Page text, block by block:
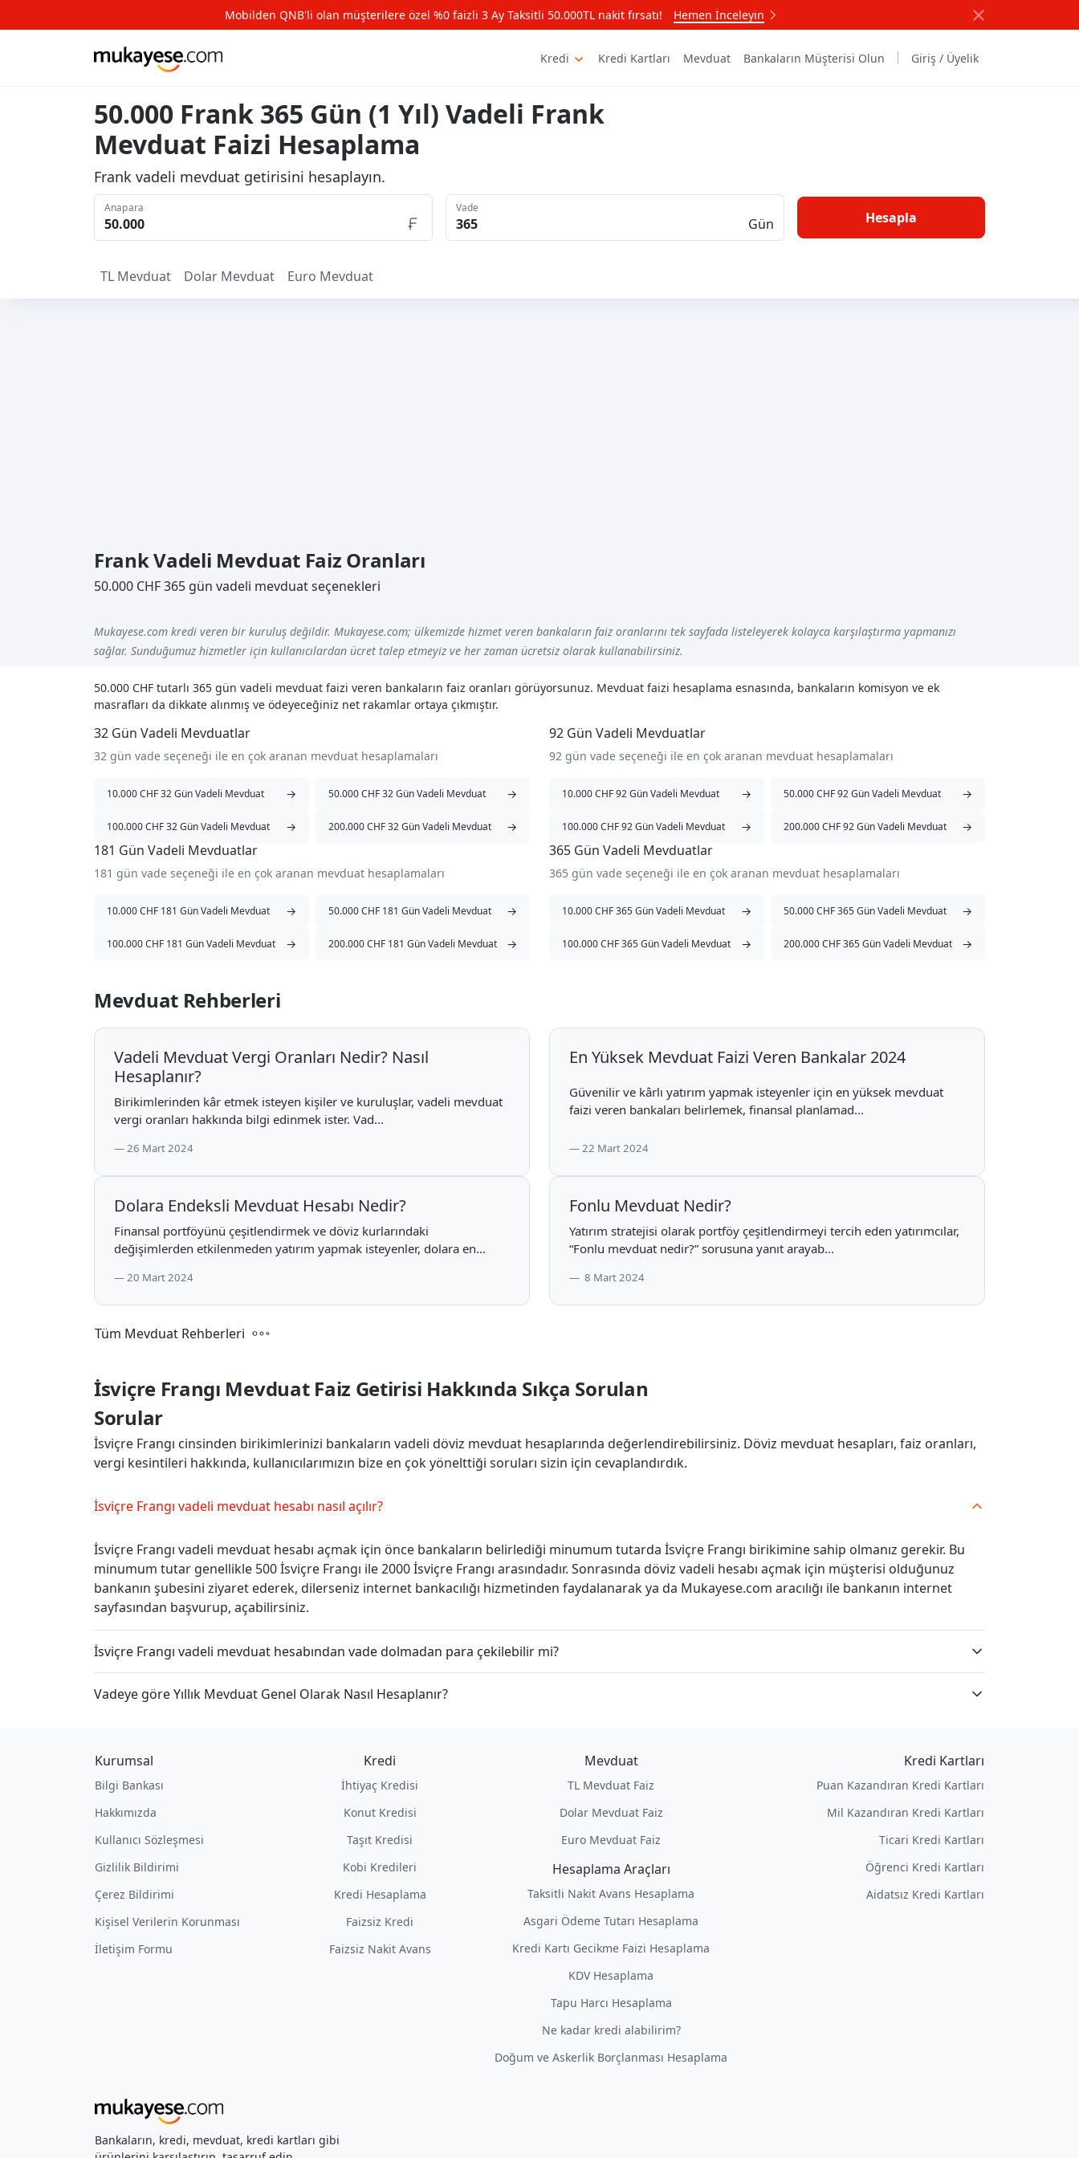
Mobilden QNB'li olan müşterilere özel %0 faizli 3 Ay Taksitli 50.000TL nakit fırsatı! Hemen İnceleyin
Kredi Kredi Kartları Mevduat Bankaların Müşterisi Olun Giriş / Üyelik
50.000 Frank 365 Gün (1 Yıl) Vadeli Frank
Mevduat Faizi Hesaplama
Frank vadeli mevduat getirisini hesaplayın.
Anapara Vade
Gün Hesapla
TL Mevduat Dolar Mevduat Euro Mevduat
Frank Vadeli Mevduat Faiz Oranları
50.000 CHF 365 gün vadeli mevduat seçenekleri
Mukayese.com kredi veren bir kuruluş değildir. Mukayese.com; ülkemizde hizmet veren bankaların faiz oranlarını tek sayfada listeleyerek kolayca karşılaştırma yapmanızı
sağlar. Sunduğumuz hizmetler için kullanıcılardan ücret talep etmeyiz ve her zaman ücretsiz olarak kullanabilirsiniz.
50.000 CHF tutarlı 365 gün vadeli mevduat faizi veren bankaların faiz oranları görüyorsunuz. Mevduat faizi hesaplama esnasında, bankaların komisyon ve ek
masrafları da dikkate alınmış ve ödeyeceğiniz net rakamlar ortaya çıkmıştır.
32 Gün Vadeli Mevduatlar
32 gün vade seçeneği ile en çok aranan mevduat hesaplamaları
10.000 CHF 32 Gün Vadeli Mevduat → 50.000 CHF 32 Gün Vadeli Mevduat →
100.000 CHF 32 Gün Vadeli Mevduat → 200.000 CHF 32 Gün Vadeli Mevduat →
92 Gün Vadeli Mevduatlar
92 gün vade seçeneği ile en çok aranan mevduat hesaplamaları
10.000 CHF 92 Gün Vadeli Mevduat → 50.000 CHF 92 Gün Vadeli Mevduat →
100.000 CHF 92 Gün Vadeli Mevduat → 200.000 CHF 92 Gün Vadeli Mevduat →
181 Gün Vadeli Mevduatlar
181 gün vade seçeneği ile en çok aranan mevduat hesaplamaları
10.000 CHF 181 Gün Vadeli Mevduat → 50.000 CHF 181 Gün Vadeli Mevduat →
100.000 CHF 181 Gün Vadeli Mevduat → 200.000 CHF 181 Gün Vadeli Mevduat →
365 Gün Vadeli Mevduatlar
365 gün vade seçeneği ile en çok aranan mevduat hesaplamaları
10.000 CHF 365 Gün Vadeli Mevduat → 50.000 CHF 365 Gün Vadeli Mevduat →
100.000 CHF 365 Gün Vadeli Mevduat → 200.000 CHF 365 Gün Vadeli Mevduat →
Mevduat Rehberleri
Vadeli Mevduat Vergi Oranları Nedir? Nasıl
Hesaplanır?
Birikimlerinden kâr etmek isteyen kişiler ve kuruluşlar, vadeli mevduat
vergi oranları hakkında bilgi edinmek ister. Vad...
26 Mart 2024
En Yüksek Mevduat Faizi Veren Bankalar 2024
Güvenilir ve kârlı yatırım yapmak isteyenler için en yüksek mevduat
faizi veren bankaları belirlemek, finansal planlamad...
22 Mart 2024
Dolara Endeksli Mevduat Hesabı Nedir?
Finansal portföyünü çeşitlendirmek ve döviz kurlarındaki
değişimlerden etkilenmeden yatırım yapmak isteyenler, dolara en...
20 Mart 2024
Fonlu Mevduat Nedir?
Yatırım stratejisi olarak portföy çeşitlendirmeyi tercih eden yatırımcılar,
“Fonlu mevduat nedir?” sorusuna yanıt arayab...
8 Mart 2024
Tüm Mevduat Rehberleri
İsviçre Frangı Mevduat Faiz Getirisi Hakkında Sıkça Sorulan
Sorular
İsviçre Frangı cinsinden birikimlerinizi bankaların vadeli döviz mevduat hesaplarında değerlendirebilirsiniz. Döviz mevduat hesapları, faiz oranları,
vergi kesintileri hakkında, kullanıcılarımızın bize en çok yönelttiği soruları sizin için cevaplandırdık.
İsviçre Frangı vadeli mevduat hesabı nasıl açılır?
İsviçre Frangı vadeli mevduat hesabı açmak için önce bankaların belirlediği minumum tutarda İsviçre Frangı birikimine sahip olmanız gerekir. Bu
minumum tutar genellikle 500 İsviçre Frangı ile 2000 İsviçre Frangı arasındadır. Sonrasında döviz vadeli hesabı açmak için müşterisi olduğunuz
bankanın şubesini ziyaret ederek, dilerseniz internet bankacılığı hizmetinden faydalanarak ya da Mukayese.com aracılığı ile bankanın internet
sayfasından başvurup, açabilirsiniz.
İsviçre Frangı vadeli mevduat hesabından vade dolmadan para çekilebilir mi?
Vadeye göre Yıllık Mevduat Genel Olarak Nasıl Hesaplanır?
Kurumsal
Bilgi Bankası
Hakkımızda
Kullanıcı Sözleşmesi
Gizlilik Bildirimi
Çerez Bildirimi
Kişisel Verilerin Korunması
İletişim Formu
Kredi
İhtiyaç Kredisi
Konut Kredisi
Taşıt Kredisi
Kobi Kredileri
Kredi Hesaplama
Faizsiz Kredi
Faizsiz Nakit Avans
Mevduat
TL Mevduat Faiz
Dolar Mevduat Faiz
Euro Mevduat Faiz
Hesaplama Araçları
Taksitli Nakit Avans Hesaplama
Asgari Ödeme Tutarı Hesaplama
Kredi Kartı Gecikme Faizi Hesaplama
KDV Hesaplama
Tapu Harcı Hesaplama
Ne kadar kredi alabilirim?
Doğum ve Askerlik Borçlanması Hesaplama
Kredi Kartları
Puan Kazandıran Kredi Kartları
Mil Kazandıran Kredi Kartları
Ticari Kredi Kartları
Öğrenci Kredi Kartları
Aidatsız Kredi Kartları
Bankaların, kredi, mevduat, kredi kartları gibi